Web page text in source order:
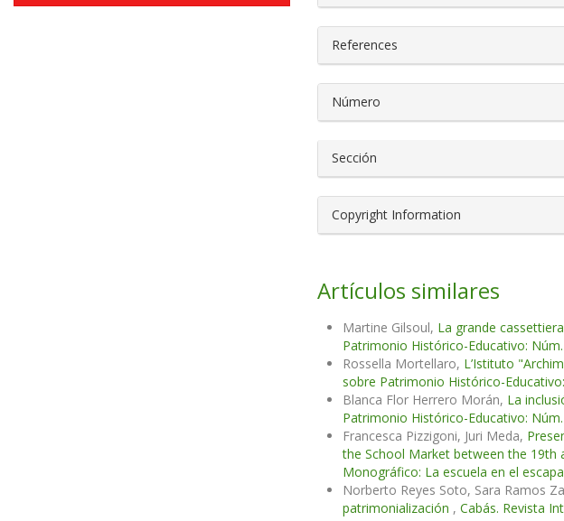
References
Número
Sección
Copyright Information
Artículos similares
Martine Gilsoul, La grande
Patrimonio Histórico-Educativo:
Rossella Mortellaro, L’Istituto
sobre Patrimonio Histórico-
Blanca Flor Herrero Morán, La
Patrimonio Histórico-Educativo:
Francesca Pizzigoni, Juri Meda,
the School Market between the 19th
Monográfico: La escuela en el
Norberto Reyes Soto, Sara Ramos
patrimonialización , Cabás. Revista